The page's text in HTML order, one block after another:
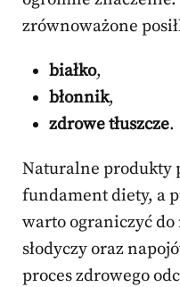
zrównoważone
białko,
błonnik,
zdrowe tłuszcze.
Naturalne produkty
fundament diety, a
warto ograniczyć
słodyczy oraz
proces zdrowego